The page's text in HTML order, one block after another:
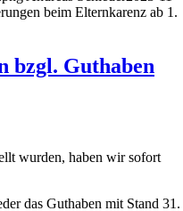
beim Elternkarenz ab 1.
bzgl. Guthaben
wurden, haben wir sofort
das Guthaben mit Stand 31.